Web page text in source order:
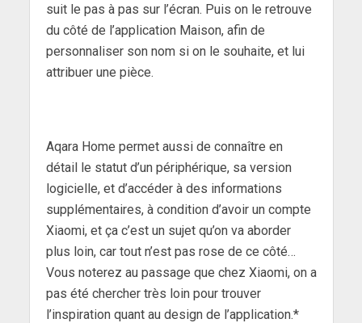
suit le pas à pas sur l’écran. Puis on le retrouve
du côté de l’application Maison, afin de
personnaliser son nom si on le souhaite, et lui
attribuer une pièce.
Aqara Home permet aussi de connaître en
détail le statut d’un périphérique, sa version
logicielle, et d’accéder à des informations
supplémentaires, à condition d’avoir un compte
Xiaomi, et ça c’est un sujet qu’on va aborder
plus loin, car tout n’est pas rose de ce côté…
Vous noterez au passage que chez Xiaomi, on a
pas été chercher très loin pour trouver
l’inspiration quant au design de l’application.*